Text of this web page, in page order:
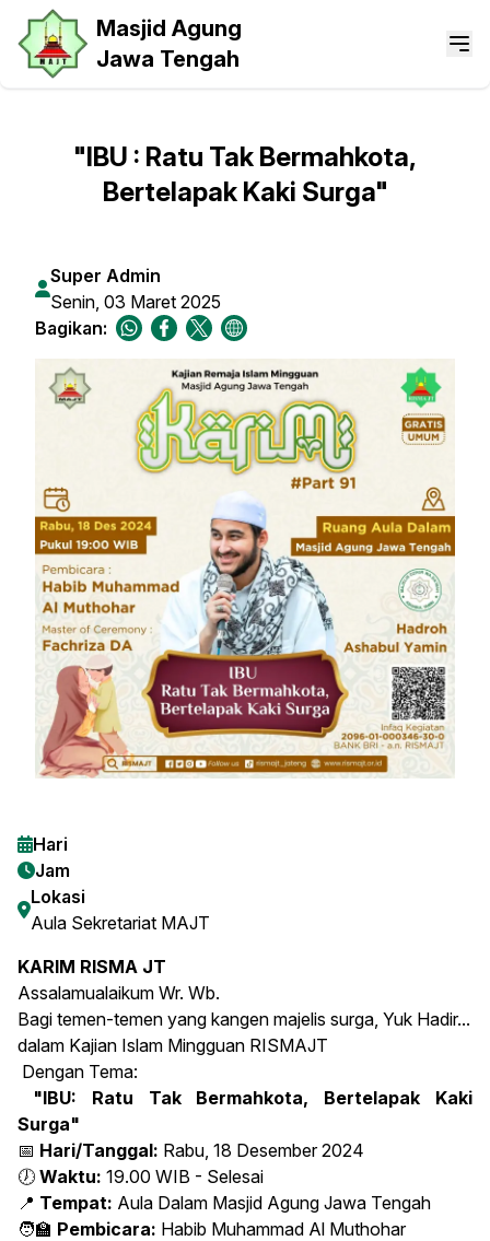
Masjid Agung
Jawa Tengah
"IBU : Ratu Tak Bermahkota,
Bertelapak Kaki Surga"
Super Admin
Senin, 03 Maret 2025
Bagikan:
Hari
Jam
Lokasi
Aula Sekretariat MAJT
KARIM RISMA JT
Assalamualaikum Wr. Wb.
Bagi temen-temen yang kangen majelis surga, Yuk Hadir...
dalam Kajian Islam Mingguan RISMAJT
Dengan Tema:
"IBU: Ratu Tak Bermahkota, Bertelapak Kaki
Surga"
📅 Hari/Tanggal: Rabu, 18 Desember 2024
🕖 Waktu: 19.00 WIB - Selesai
📍 Tempat: Aula Dalam Masjid Agung Jawa Tengah
🧑‍🏫 Pembicara: Habib Muhammad Al Muthohar